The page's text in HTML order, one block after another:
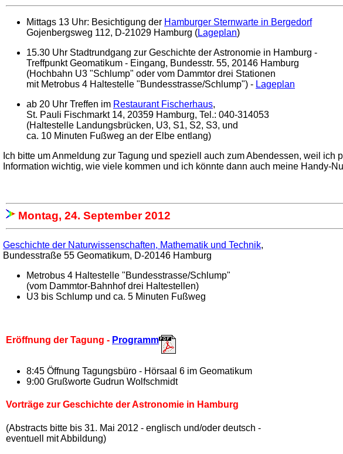
Mittags 13 Uhr: Besichtigung der Hamburger Sternwarte in Bergedorf
Gojenbergsweg 112, D-21029 Hamburg (Lageplan)
15.30 Uhr Stadtrundgang zur Geschichte der Astronomie in Hamburg -
Treffpunkt Geomatikum - Eingang, Bundesstr. 55, 20146 Hamburg
(Hochbahn U3 "Schlump" oder vom Dammtor drei Stationen
mit Metrobus 4 Haltestelle "Bundesstrasse/Schlump") - Lageplan
ab 20 Uhr Treffen im Restaurant Fischerhaus,
St. Pauli Fischmarkt 14, 20359 Hamburg, Tel.: 040-314053
(Haltestelle Landungsbrücken, U3, S1, S2, S3, und
ca. 10 Minuten Fußweg an der Elbe entlang)
Ich bitte um Anmeldung zur Tagung und speziell auch zum Abendessen, weil
Information wichtig, wie viele kommen und ich könnte dann auch meine Handy-
Montag, 24. September 2012
Geschichte der Naturwissenschaften, Mathematik und Technik,
Bundesstraße 55 Geomatikum, D-20146 Hamburg
Metrobus 4 Haltestelle "Bundesstrasse/Schlump"
(vom Dammtor-Bahnhof drei Haltestellen)
U3 bis Schlump und ca. 5 Minuten Fußweg
Eröffnung der Tagung - Programm
8:45 Öffnung Tagungsbüro - Hörsaal 6 im Geomatikum
9:00 Grußworte Gudrun Wolfschmidt
Vorträge zur Geschichte der Astronomie in Hamburg
(Abstracts bitte bis 31. Mai 2012 - englisch und/oder deutsch -
eventuell mit Abbildung)